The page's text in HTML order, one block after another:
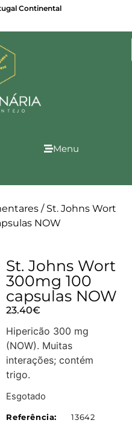
Continental
Menu
/ St. Johns Wort
NOW
St. Johns Wort
300mg 100
capsulas NOW
23.40€
Hipericão 300 mg
(NOW). Muitas
interações; contém
trigo.
Esgotado
Referência:
13642